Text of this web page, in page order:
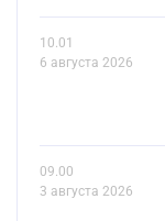
10.01
6 августа 2026
09.00
3 августа 2026